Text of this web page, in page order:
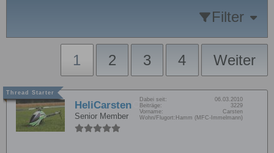
Filter
1 2 3 4 Weiter
HeliCarsten
Senior Member
Dabei seit:
06.03.2010
Beiträge:
3229
Vorname:
Carsten
Wohn/Flugort: Hamm (MFC-Immelmann)